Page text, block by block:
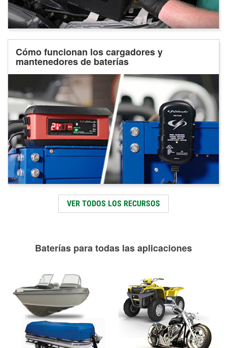
Cómo funcionan los cargadores y
mantenedores de baterías
VER TODOS LOS RECURSOS
Baterías para todas las aplicaciones